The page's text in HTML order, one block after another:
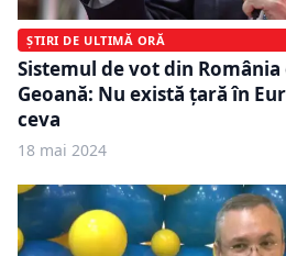
ȘTIRI DE ULTIMĂ ORĂ
Sistemul de vot din
Geoană: Nu există țară în
ceva
18 mai 2024